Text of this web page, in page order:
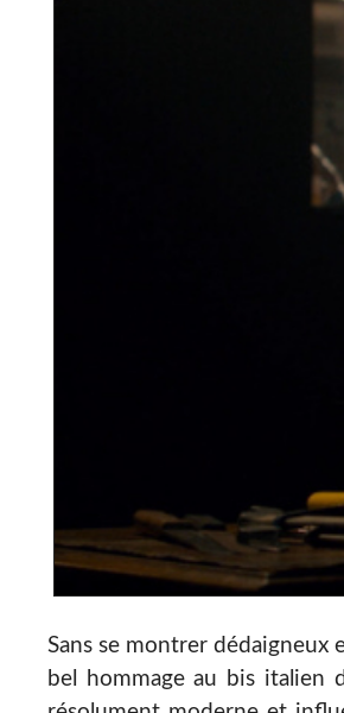
Sans se montrer dédaigneux
bel hommage au bis italien